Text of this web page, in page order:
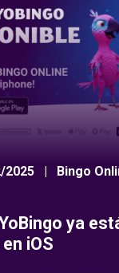
2025 Bingo
ya
iOS